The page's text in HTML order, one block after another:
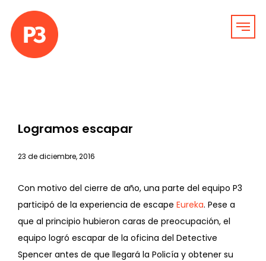
Logramos escapar
23 de diciembre, 2016
Con motivo del cierre de año, una parte del equipo P3
participó de la experiencia de escape Eureka. Pese a
que al principio hubieron caras de preocupación, el
equipo logró escapar de la oficina del Detective
Spencer antes de que llegará la Policía y obtener su